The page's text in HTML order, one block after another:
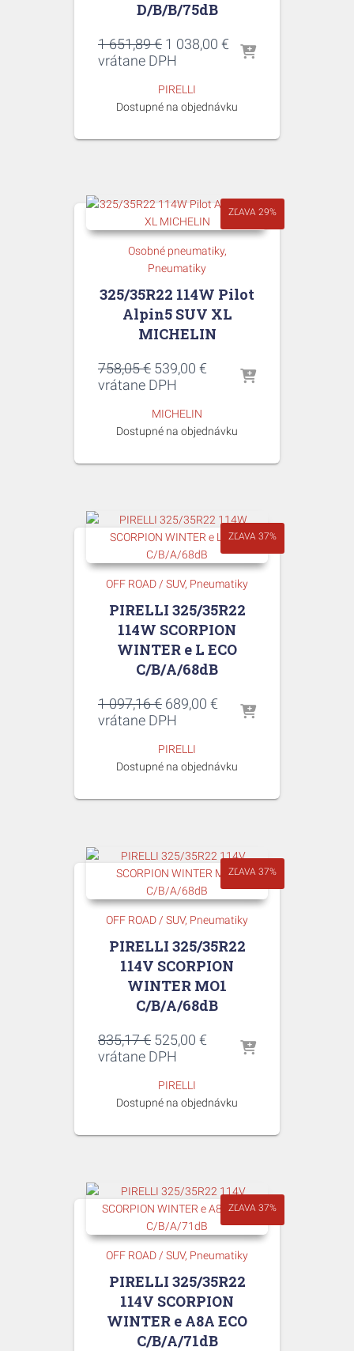
D/B/B/75dB
1 651,89€ Pôvodná
cena
1
651,89 €.
1 038,00 € Aktuálna
cena
038,00 €.
vrátane DPH
PIRELLI
Dostupné na objednávku
ZĽAVA 29%
Osobné pneumatiky
Pneumatiky
325/35R22 114W Pilot
Alpin5 SUV XL
MICHELIN
758,05€ Pôvodná
cena
758,05 €.
539,00 € Aktuálna
vrátane DPH
MICHELIN
Dostupné na objednávku
ZĽAVA 37%
OFF ROAD / SUV Pneumatiky
PIRELLI 325/35R22
114W SCORPION
WINTER e L ECO
C/B/A/68dB
1 097,16€ Pôvodná
cena
1
097,16 €.
689,00 € Aktuálna
cena
vrátane DPH
PIRELLI
Dostupné na objednávku
ZĽAVA 37%
OFF ROAD / SUV Pneumatiky
PIRELLI 325/35R22
114V SCORPION
WINTER MO1
C/B/A/68dB
835,17€ Pôvodná
cena
835,17 €.
525,00 € Aktuálna
vrátane DPH
PIRELLI
Dostupné na objednávku
ZĽAVA 37%
OFF ROAD / SUV Pneumatiky
PIRELLI 325/35R22
114V SCORPION
WINTER e A8A ECO
C/B/A/71dB